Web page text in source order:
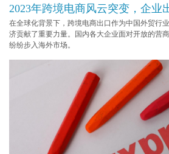
2023年跨境电商风云突变，企业
在全球化背景下，跨境电商出口作为中国外贸行
济贡献了重要力量。国内各大企业面对开放的营
纷纷步入海外市场。